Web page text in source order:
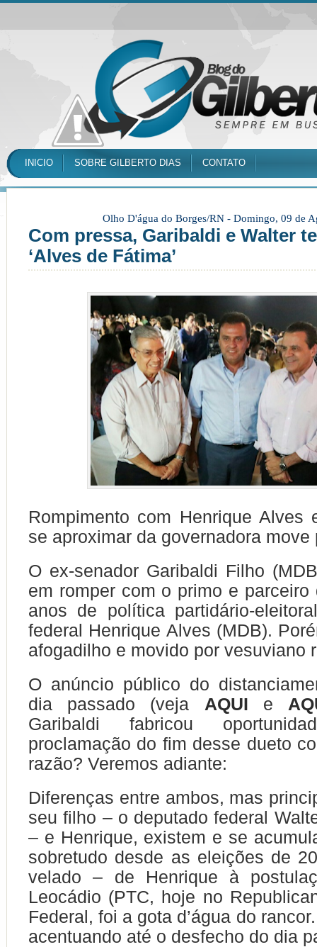
INICIO SOBRE GILBERTO DIAS CONTATO
Olho D'água do Borges/RN - Domingo, 09 de
Com pressa, Garibaldi e Walter
‘Alves de Fátima’
Rompimento com Henrique Alves
se aproximar da governadora move
O ex-senador Garibaldi Filho
em romper com o primo e
anos de política partidário-
federal Henrique Alves (MDB).
afogadilho e movido por vesuviano
O anúncio público do
dia passado (veja AQUI e
Garibaldi fabricou
proclamação do fim desse dueto
razão? Veremos adiante:
Diferenças entre ambos, mas
seu filho – o deputado federal
– e Henrique, existem e se
sobretudo desde as eleições de
velado – de Henrique à
Leocádio (PTC, hoje no
Federal, foi a gota d’água do
acentuando até o desfecho do dia